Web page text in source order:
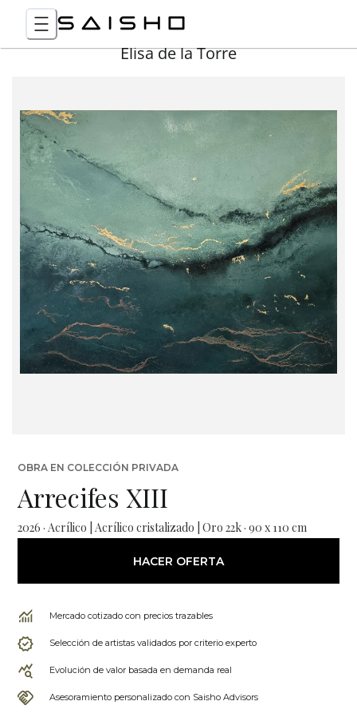
Elisa de la Torre
OBRA EN COLECCIÓN PRIVADA
Arrecifes XIII
2026 · Acrílico | Acrílico cristalizado | Oro 22k · 90 x 110 cm
HACER OFERTA
Mercado cotizado con precios trazables
Selección de artistas validados por criterio experto
Evolución de valor basada en demanda real
Asesoramiento personalizado con Saisho Advisors